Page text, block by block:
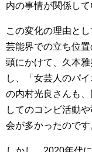
内の事情が関係して
この変化の理由と
芸能界での立ち位
頭にかけて、久本
し、「女芸人のパ
の内村光良さんも
してのコンビ活動
会が多かったのです